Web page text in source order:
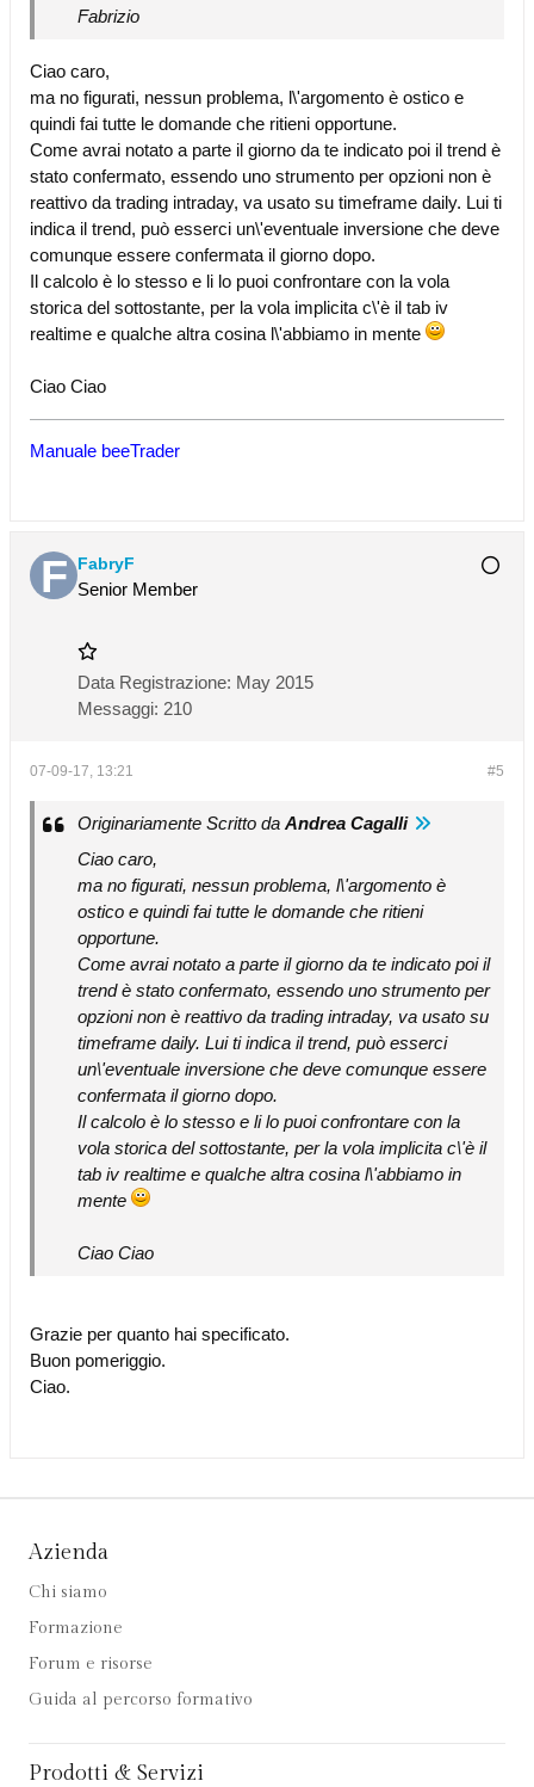
Fabrizio
Ciao caro,
ma no figurati, nessun problema, l\'argomento è ostico e
quindi fai tutte le domande che ritieni opportune.
Come avrai notato a parte il giorno da te indicato poi il trend è
stato confermato, essendo uno strumento per opzioni non è
reattivo da trading intraday, va usato su timeframe daily. Lui ti
indica il trend, può esserci un\'eventuale inversione che deve
comunque essere confermata il giorno dopo.
Il calcolo è lo stesso e li lo puoi confrontare con la vola
storica del sottostante, per la vola implicita c\'è il tab iv
realtime e qualche altra cosina l\'abbiamo in mente
Ciao Ciao
Manuale beeTrader
FabryF
Senior Member
Data Registrazione: May 2015
Messaggi: 210
#5
07-09-17, 13:21
Originariamente Scritto da Andrea Cagalli
Ciao caro,
ma no figurati, nessun problema, l\'argomento è
ostico e quindi fai tutte le domande che ritieni
opportune.
Come avrai notato a parte il giorno da te indicato poi il
trend è stato confermato, essendo uno strumento per
opzioni non è reattivo da trading intraday, va usato su
timeframe daily. Lui ti indica il trend, può esserci
un\'eventuale inversione che deve comunque essere
confermata il giorno dopo.
Il calcolo è lo stesso e li lo puoi confrontare con la
vola storica del sottostante, per la vola implicita c\'è il
tab iv realtime e qualche altra cosina l\'abbiamo in
mente
Ciao Ciao
Grazie per quanto hai specificato.
Buon pomeriggio.
Ciao.
Azienda
Chi siamo
Formazione
Forum e risorse
Guida al percorso formativo
Prodotti & Servizi